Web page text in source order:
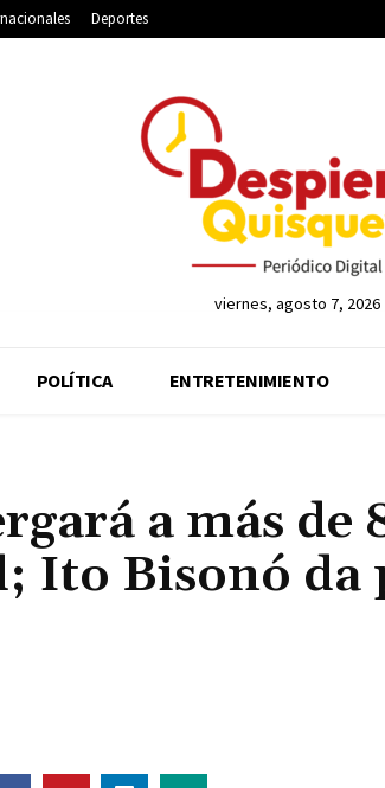
Deportes
viernes, agosto 7, 2026
POLÍTICA ENTRETENIMIENTO
a más de
Ito Bisonó